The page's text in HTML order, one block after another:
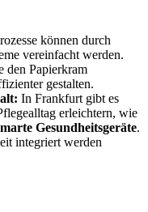
können durch
vereinfacht werden.
den Papierkram
gestalten.
In Frankfurt gibt es
erleichtern, wie
Gesundheitsgeräte.
integriert werden